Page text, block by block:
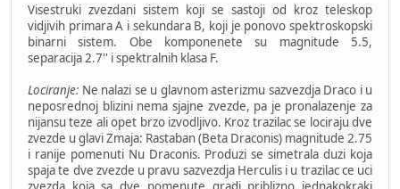
Visestruki zvezdani sistem koji se sastoji od kroz teleskop
vidjivih primara A i sekundara B, koji je ponovo spektroskopski
binarni sistem. Obe komponenete su magnitude 5.5,
separacija 2.7'' i spektralnih klasa F.
Lociranje: Ne nalazi se u glavnom asterizmu sazvezdja Draco i u
neposrednoj blizini nema sjajne zvezde, pa je pronalazenje za
nijansu teze ali opet brzo izvodljivo. Kroz trazilac se lociraju dve
zvezde u glavi Zmaja: Rastaban (Beta Draconis) magnitude 2.75
i ranije pomenuti Nu Draconis. Produzi se simetrala duzi koja
spaja te dve zvezde u pravu sazvezdja Herculis i u trazilac ce uci